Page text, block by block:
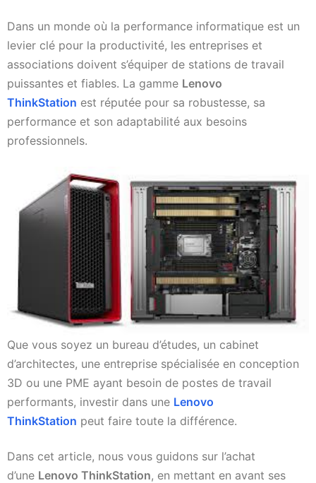
Dans un monde où la performance informatique est un
levier clé pour la productivité, les entreprises et
associations doivent s’équiper de stations de travail
puissantes et fiables. La gamme Lenovo
ThinkStation est réputée pour sa robustesse, sa
performance et son adaptabilité aux besoins
professionnels.
Que vous soyez un bureau d’études, un cabinet
d’architectes, une entreprise spécialisée en conception
3D ou une PME ayant besoin de postes de travail
performants, investir dans une Lenovo
ThinkStation peut faire toute la différence.
Dans cet article, nous vous guidons sur l’achat
d’une Lenovo ThinkStation, en mettant en avant ses